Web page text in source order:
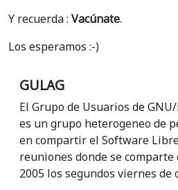
Y recuerda : Vacúnate.
Los esperamos :-)
GULAG
El Grupo de Usuarios de
es un grupo heterogeneo de
en compartir el Software
reuniones donde se
2005 los segundos viernes de